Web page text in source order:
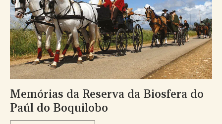
Memórias da Reserva da Biosfera do
Paúl do Boquilobo